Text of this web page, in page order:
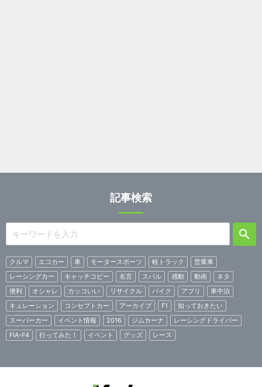
記事検索
クルマ エコカー 車 モータースポーツ 軽トラック
営業車
レーシングカー
キャッチコピー 名言 スバル 感動 動画
ネタ
便利
オシャレ カッコいい リサイクル バイク アプリ
車中泊
キュレーション
コンセプトカー アーカイブ F1
知っておきたい
スーパーカー
イベント情報 2016 ジムカーナ
レーシングドライバー
FIA-F4
行ってみた！ イベント グッズ レース